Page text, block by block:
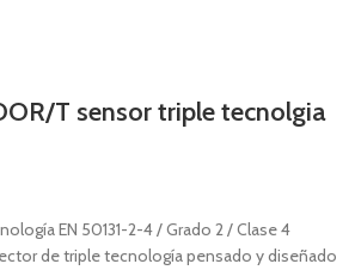
T sensor triple tecnolgia
EN 50131-2-4 / Grado 2 / Clase 4
de triple tecnología pensado y diseñado